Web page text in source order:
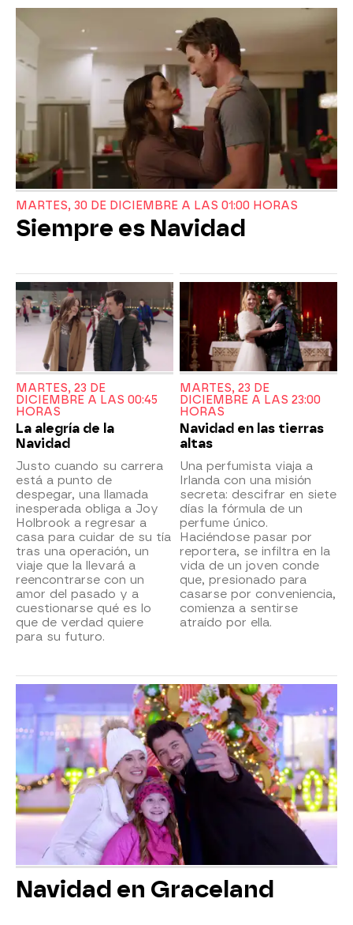
MARTES, 30 DE DICIEMBRE A LAS 01:00 HORAS
Siempre es Navidad
MARTES, 23 DE
DICIEMBRE A LAS 00:45
HORAS
La alegría de la
Navidad
Justo cuando su carrera
está a punto de
despegar, una llamada
inesperada obliga a Joy
Holbrook a regresar a
casa para cuidar de su tía
tras una operación, un
viaje que la llevará a
reencontrarse con un
amor del pasado y a
cuestionarse qué es lo
que de verdad quiere
para su futuro.
MARTES, 23 DE
DICIEMBRE A LAS 23:00
HORAS
Navidad en las tierras
altas
Una perfumista viaja a
Irlanda con una misión
secreta: descifrar en siete
días la fórmula de un
perfume único.
Haciéndose pasar por
reportera, se infiltra en la
vida de un joven conde
que, presionado para
casarse por conveniencia,
comienza a sentirse
atraído por ella.
Navidad en Graceland